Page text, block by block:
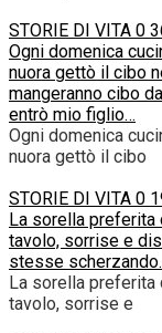
STORIE DI VITA 0
Ogni domenica
nuora gettò il cibo
mangeranno cibo
entrò mio figlio…
Ogni domenica
nuora gettò il cibo
STORIE DI VITA 0
La sorella preferita
tavolo, sorrise e
stesse
La sorella preferita
tavolo, sorrise e